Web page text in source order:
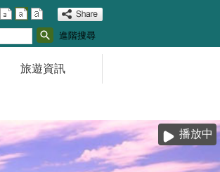
搜
尋
進階搜尋
旅遊資訊
播放中